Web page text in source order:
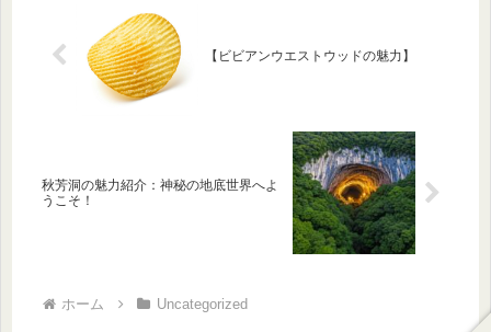
【ビビアンウエストウッドの魅力】
秋芳洞の魅力紹介：神秘の地底世界へよ
うこそ！
ホーム Uncategorized